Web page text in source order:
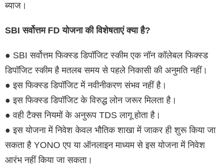
ब्याज।
SBI सर्वोत्तम FD योजना की विशेषताएं क्या है?
● SBI सर्वोत्तम फिक्स्ड डिपॉजिट स्कीम एक नॉन कॉलेबल फिक्स्ड
डिपॉजिट स्कीम है मतलब समय से पहले निकासी की अनुमति नहीं।
● इस फिक्स्ड डिपॉजिट में नवीनीकरण संभव नहीं है।
● इस फिक्स्ड डिपॉजिट के विरुद्ध लोन जरूर मिलता है।
● वही टैक्स नियमों के अनुरूप TDS लागू होता है।
● इस योजना में निवेश केवल भौतिक शाखा में जाकर ही शुरू किया जा
सकता है YONO एप या ऑनलाइन माध्यम से इस योजना में निवेश
आरंभ नहीं किया जा सकता।